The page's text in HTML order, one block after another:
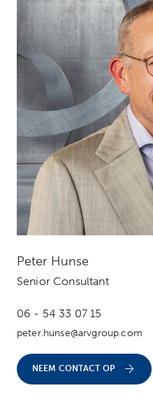
Peter Hunse
Senior Consultant
06 - 54 33 07 15
peter.hunse@arvgroup.com
NEEM CONTACT OP